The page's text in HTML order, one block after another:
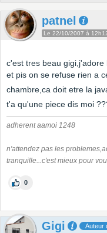
patnel
Le 22/10/2007 à
c'est tres beau gigi,j'adore
et pis on se refuse rien a
chambre,ca doit etre la
t'a qu'une piece dis moi
adherent aamoi 1248
n'attendez pas les
tranquille...c'est mieux pour
0
Gigi Auteur